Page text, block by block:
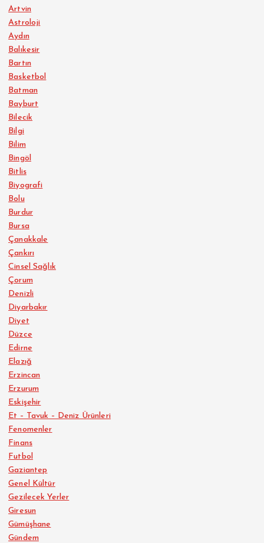
Artvin
Astroloji
Aydın
Balıkesir
Bartın
Basketbol
Batman
Bayburt
Bilecik
Bilgi
Bilim
Bingöl
Bitlis
Biyografi
Bolu
Burdur
Bursa
Çanakkale
Çankırı
Cinsel Sağlık
Çorum
Denizli
Diyarbakır
Diyet
Düzce
Edirne
Elazığ
Erzincan
Erzurum
Eskişehir
Et – Tavuk – Deniz Ürünleri
Fenomenler
Finans
Futbol
Gaziantep
Genel Kültür
Gezilecek Yerler
Giresun
Gümüşhane
Gündem